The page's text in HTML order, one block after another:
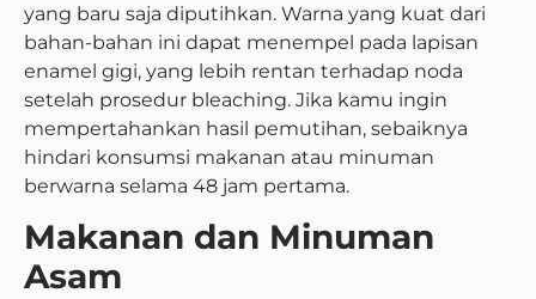
yang baru saja diputihkan. Warna yang kuat dari
bahan-bahan ini dapat menempel pada lapisan
enamel gigi, yang lebih rentan terhadap noda
setelah prosedur bleaching. Jika kamu ingin
mempertahankan hasil pemutihan, sebaiknya
hindari konsumsi makanan atau minuman
berwarna selama 48 jam pertama.
Makanan dan Minuman
Asam